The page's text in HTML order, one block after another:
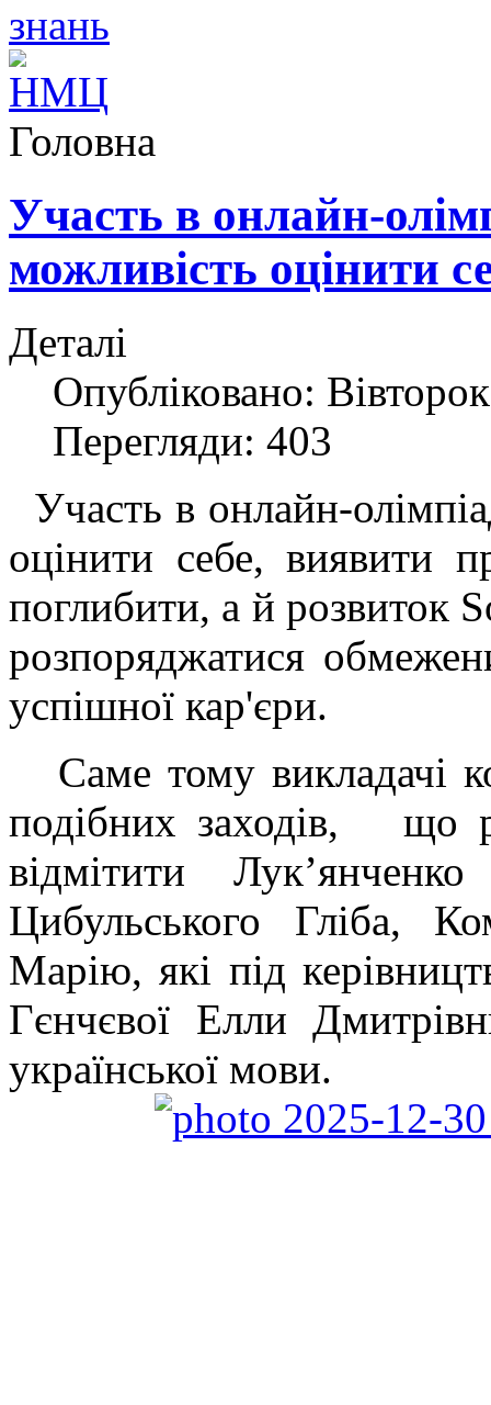
Головна
Участь в онлайн-
можливість оцінити
Деталі
Опубліковано:
Перегляди: 403
Участь в онлайн-
оцінити себе, виявити
поглибити, а й розвиток
розпоряджатися
успішної кар'єри.
Саме тому викладачі
подібних заходів, що
відмітити
Цибульського Гліба,
Марію, які під
Гєнчєвої Елли
української мови.